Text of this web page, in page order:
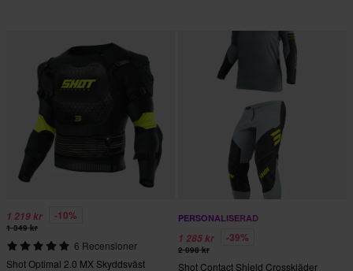
1 219 kr -10%
1 349 kr
6 Recensioner
Shot Optimal 2.0 MX Skyddsväst
PERSONALISERAD
1 285 kr -39%
2 098 kr
Shot Contact Shield Crosskläder